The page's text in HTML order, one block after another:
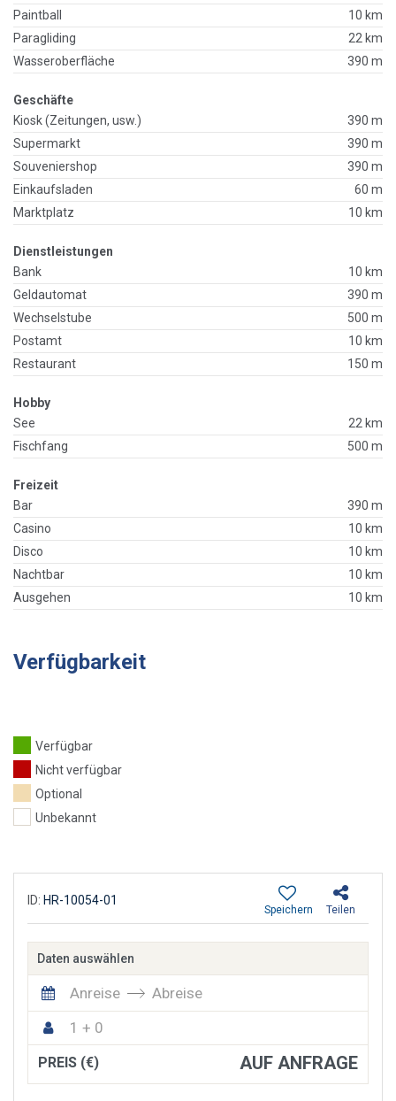
Paintball
10 km
Paragliding
22 km
Wasseroberfläche
390 m
Geschäfte
Kiosk (Zeitungen, usw.)
390 m
Supermarkt
390 m
Souveniershop
390 m
Einkaufsladen
60 m
Marktplatz
10 km
Dienstleistungen
Bank
10 km
Geldautomat
390 m
Wechselstube
500 m
Postamt
10 km
Restaurant
150 m
Hobby
See
22 km
Fischfang
500 m
Freizeit
Bar
390 m
Casino
10 km
Disco
10 km
Nachtbar
10 km
Ausgehen
10 km
Verfügbarkeit
Verfügbar
Nicht verfügbar
Optional
Unbekannt
ID: HR-10054-01
Teilen
Speichern
Daten auswählen
Anreise
Abreise
1 + 0
PREIS (€) AUF ANFRAGE